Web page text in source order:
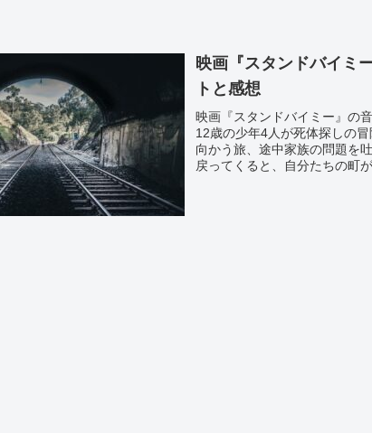
映画『スタンドバイミ
トと感想
映画『スタンドバイミー』の
12歳の少年4人が死体探しの
向かう旅、途中家族の問題を
戻ってくると、自分たちの町